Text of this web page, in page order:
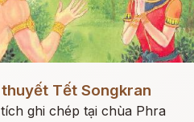
Tết Songkran
ghi chép tại chùa Phra